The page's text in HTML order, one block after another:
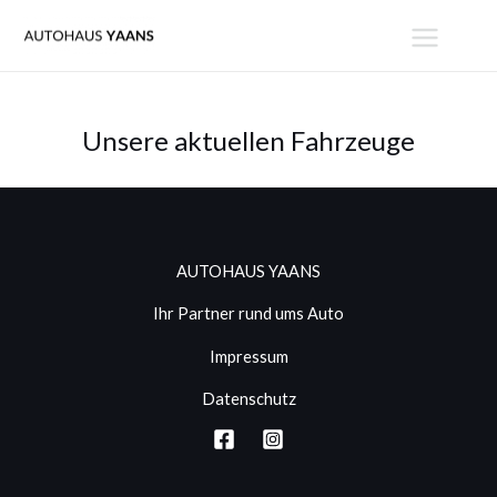
Inhalt
Unsere aktuellen Fahrzeuge
AUTOHAUS YAANS
Ihr Partner rund ums Auto
Impressum
Datenschutz